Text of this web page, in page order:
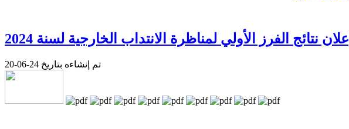
إعلان نتائج الفرز الأولي لمناظرة الانتداب الخارجية لسنة 2024
تم إنشاءه بتاريخ 24-06-20